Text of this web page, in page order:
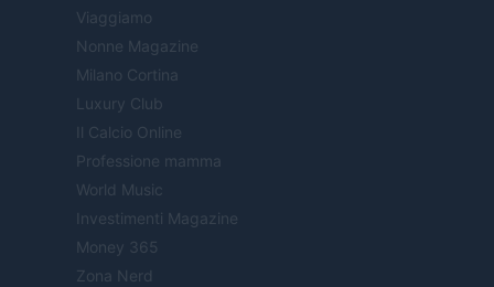
Viaggiamo
Nonne Magazine
Milano Cortina
Luxury Club
Il Calcio Online
Professione mamma
World Music
Investimenti Magazine
Money 365
Zona Nerd